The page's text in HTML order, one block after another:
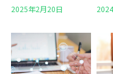
2025年2月20日